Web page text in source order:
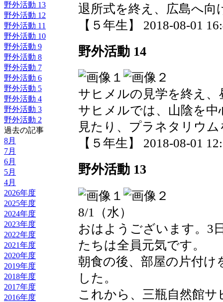
野外活動 13
野外活動 12
野外活動 11
野外活動 10
野外活動 9
野外活動 8
野外活動 7
野外活動 6
野外活動 5
野外活動 4
野外活動 3
野外活動 2
過去の記事
8月
7月
6月
5月
4月
2026年度
2025年度
2024年度
2023年度
2022年度
2021年度
2020年度
2019年度
2018年度
2017年度
2016年度
退所式を終え、広島へ向
【５年生】 2018-08-01
野外活動 14
サヒメルの見学を終え
サヒメルでは、山陰を
見たり、プラネタリウ
【５年生】 2018-08-01
野外活動 13
8/1（水）
おはようございます。3
たちは全員元気です。
朝食の後、部屋の片付
した。
これから、三瓶自然館